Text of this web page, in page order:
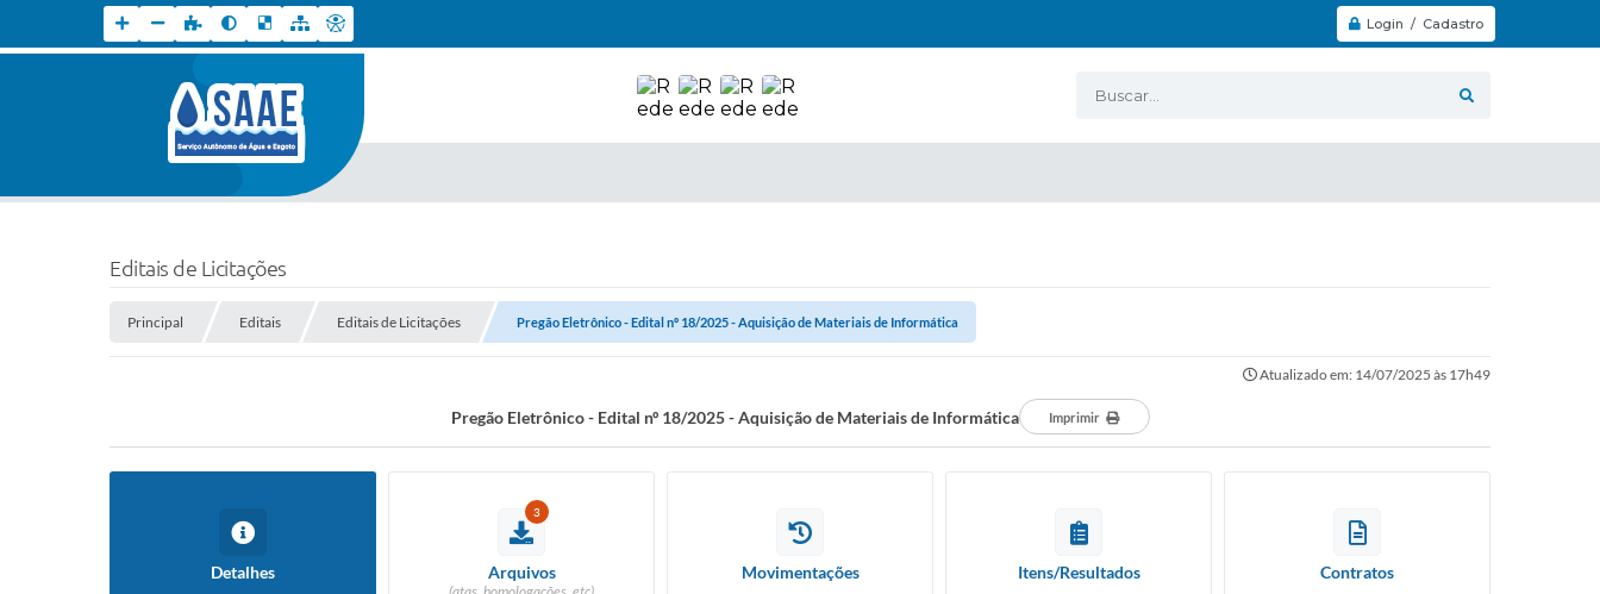
Login / Cadastro
Buscar...
Editais de Licitações
Principal Editais Editais de Licitações Pregão Eletrônico - Edital nº 18/2025 - Aquisição de Materiais de Informática
Atualizado em: 14/07/2025 às 17h49
Pregão Eletrônico - Edital nº 18/2025 - Aquisição de Materiais de Informática Imprimir
Detalhes
3
Arquivos Movimentações Itens/Resultados Contratos